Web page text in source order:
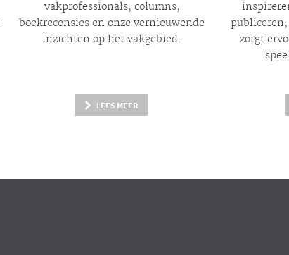
vakprofessionals, columns,
boekrecensies en onze vernieuwende
inzichten op het vakgebied.
LEES MEER
zorgt